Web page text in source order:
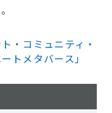
・コミュニティ・
トメタバース」